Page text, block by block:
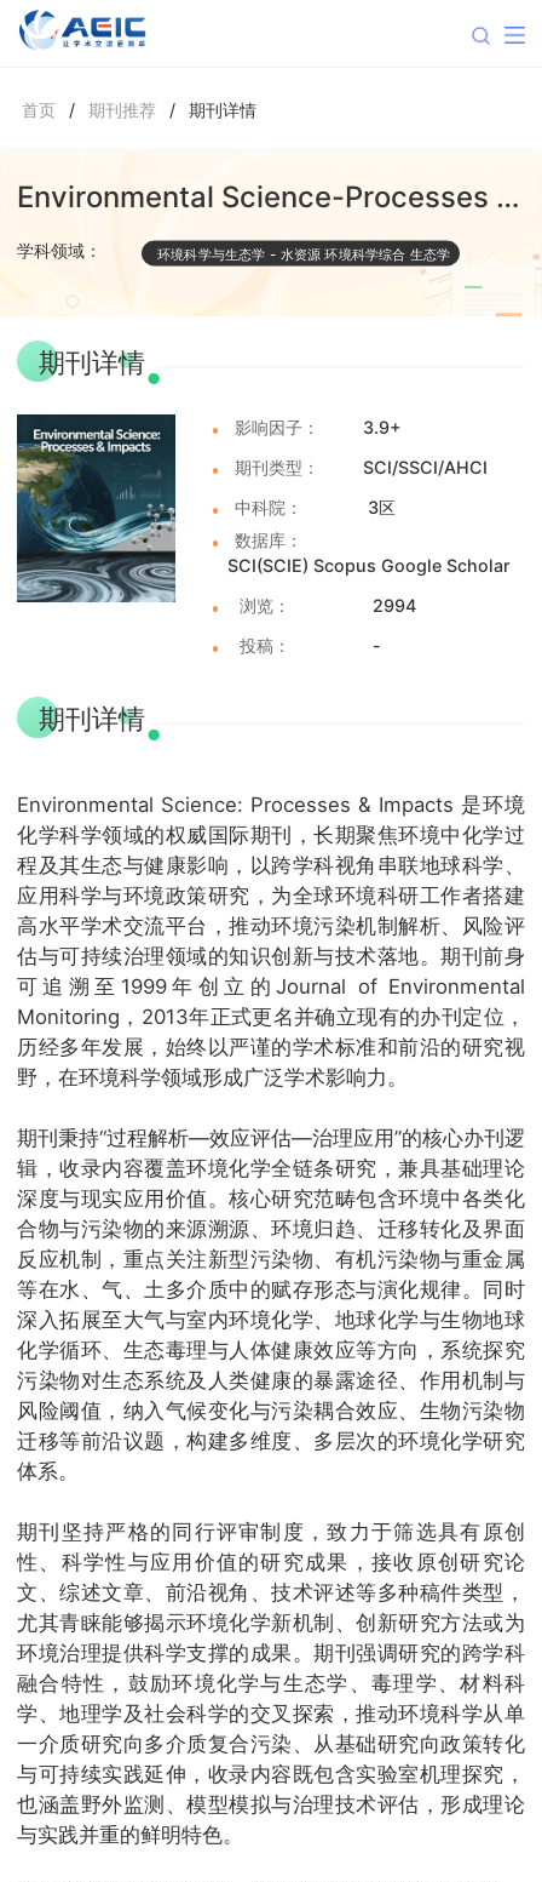
首页 / 期刊推荐 / 期刊详情
Environmental Science-Processes & Impacts
学科领域： 环境科学与生态学 - 水资源 环境科学综合 生态学
期刊详情
影响因子：
3.9+
期刊类型：
SCI/SSCI/AHCI
中科院：
3区
数据库：
SCI(SCIE) Scopus Google Scholar
浏览：
2994
投稿：
-
期刊详情
Environmental Science: Processes & Impacts 是环境
化学科学领域的权威国际期刊，长期聚焦环境中化学过
程及其生态与健康影响，以跨学科视角串联地球科学、
应用科学与环境政策研究，为全球环境科研工作者搭建
高水平学术交流平台，推动环境污染机制解析、风险评
估与可持续治理领域的知识创新与技术落地。期刊前身
可追溯至1999年创立的Journal of Environmental
Monitoring，2013年正式更名并确立现有的办刊定位，
历经多年发展，始终以严谨的学术标准和前沿的研究视
野，在环境科学领域形成广泛学术影响力。
期刊秉持“过程解析—效应评估—治理应用”的核心办刊逻
辑，收录内容覆盖环境化学全链条研究，兼具基础理论
深度与现实应用价值。核心研究范畴包含环境中各类化
合物与污染物的来源溯源、环境归趋、迁移转化及界面
反应机制，重点关注新型污染物、有机污染物与重金属
等在水、气、土多介质中的赋存形态与演化规律。同时
深入拓展至大气与室内环境化学、地球化学与生物地球
化学循环、生态毒理与人体健康效应等方向，系统探究
污染物对生态系统及人类健康的暴露途径、作用机制与
风险阈值，纳入气候变化与污染耦合效应、生物污染物
迁移等前沿议题，构建多维度、多层次的环境化学研究
体系。
期刊坚持严格的同行评审制度，致力于筛选具有原创
性、科学性与应用价值的研究成果，接收原创研究论
文、综述文章、前沿视角、技术评述等多种稿件类型，
尤其青睐能够揭示环境化学新机制、创新研究方法或为
环境治理提供科学支撑的成果。期刊强调研究的跨学科
融合特性，鼓励环境化学与生态学、毒理学、材料科
学、地理学及社会科学的交叉探索，推动环境科学从单
一介质研究向多介质复合污染、从基础研究向政策转化
与可持续实践延伸，收录内容既包含实验室机理探究，
也涵盖野外监测、模型模拟与治理技术评估，形成理论
与实践并重的鲜明特色。